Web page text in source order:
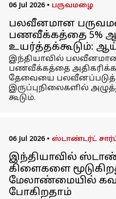
06 Jul 2026 • பருவமழை
பலவீனமான
பணவீக்கத்தை 5%
உயர்த்தக்கூடும்:
இந்தியாவில்
பணவீக்கத்தை
தேவையை
இருப்புநிலைகளில்
கூடும்.
06 Jul 2026 • ஸ்டாண்டர்ட்
இந்தியாவில்
கிளைகளை
மேலாண்மையில்
போகிறதாம்